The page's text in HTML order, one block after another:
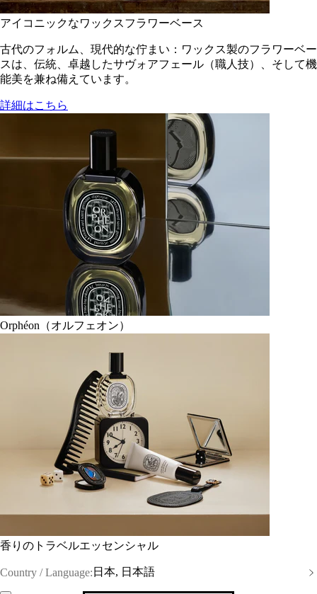
アイコニックなワックスフラワーベース
古代のフォルム、現代的な佇まい：ワックス製のフラワーベー
スは、伝統、卓越したサヴォアフェール（職人技）、そして機
能美を兼ね備えています。
詳細はこちら
Orphéon（オルフェオン）
香りのトラベルエッセンシャル
Country / Language: 日本, 日本語